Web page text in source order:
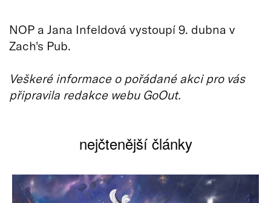
NOP a Jana Infeldová vystoupí 9. dubna v
Zach's Pub.
Veškeré informace o pořádané akci pro vás
připravila redakce webu GoOut.
nejčtenější články